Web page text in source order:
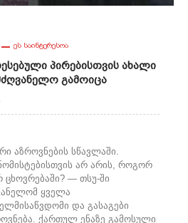
ᲔᲡ ᲡᲐᲘᲜᲢᲔᲠᲔᲡᲝᲐ
Პირებისთვის Ახალი
Გამოიცა
აზროვნების სწავლაში.
არ არის, როგორ
— თსუ-ში
ყველა
და გასაგები
ქართულ ენაზე გამოსული